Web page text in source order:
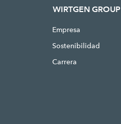
WIRTGEN GROUP
Empresa
Sostenibilidad
Carrera